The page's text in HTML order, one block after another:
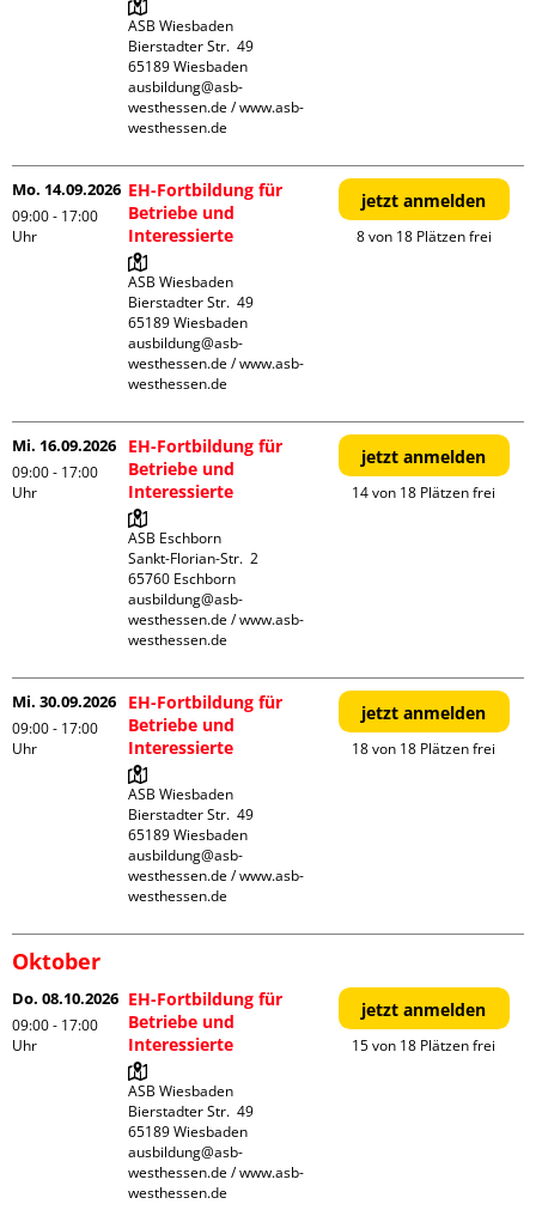
ASB Wiesbaden
Bierstadter Str.  49
65189 Wiesbaden
ausbildung@asb-
westhessen.de / www.asb-
westhessen.de
Mo. 14.09.2026
09:00 - 17:00
Uhr
EH-Fortbildung für
Betriebe und
Interessierte
ASB Wiesbaden
Bierstadter Str.  49
65189 Wiesbaden
ausbildung@asb-
westhessen.de / www.asb-
westhessen.de
jetzt anmelden
8 von 18 Plätzen frei
Mi. 16.09.2026
09:00 - 17:00
Uhr
EH-Fortbildung für
Betriebe und
Interessierte
ASB Eschborn
Sankt-Florian-Str.  2
65760 Eschborn
ausbildung@asb-
westhessen.de / www.asb-
westhessen.de
jetzt anmelden
14 von 18 Plätzen frei
Mi. 30.09.2026
09:00 - 17:00
Uhr
EH-Fortbildung für
Betriebe und
Interessierte
ASB Wiesbaden
Bierstadter Str.  49
65189 Wiesbaden
ausbildung@asb-
westhessen.de / www.asb-
westhessen.de
jetzt anmelden
18 von 18 Plätzen frei
Oktober
Do. 08.10.2026
09:00 - 17:00
Uhr
EH-Fortbildung für
Betriebe und
Interessierte
ASB Wiesbaden
Bierstadter Str.  49
65189 Wiesbaden
ausbildung@asb-
westhessen.de / www.asb-
westhessen.de
jetzt anmelden
15 von 18 Plätzen frei